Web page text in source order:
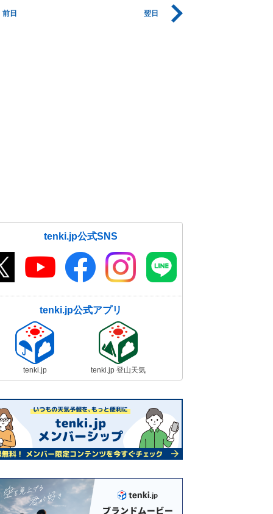
前日 翌日
tenki.jp公式SNS
tenki.jp公式アプリ
tenki.jp tenki.jp 登山天気